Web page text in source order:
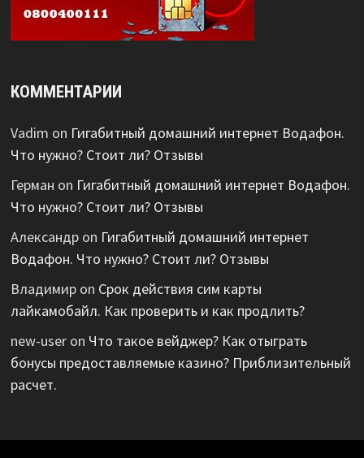
КОММЕНТАРИИ
Vadim on Гигабитный домашний интернет Водафон.
Что нужно? Стоит ли? Отзывы
Герман on Гигабитный домашний интернет Водафон.
Что нужно? Стоит ли? Отзывы
Александрon Гигабитный домашний интернет
Водафон. Что нужно? Стоит ли? Отзывы
Владимирon Срок действия сим карты
лайкамобайл. Как проверить и как продлить?
new-useron Что такое вейджер? Как отыграть
бонусы предоставляемые казино? Приблизительный
расчет.